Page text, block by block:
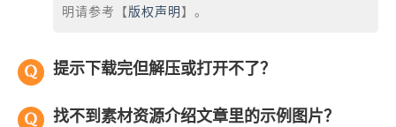
明请参考【 版权声明 】。
提示下载完但解压或打开不了？
找不到素材资源介绍文章里的示例图片？